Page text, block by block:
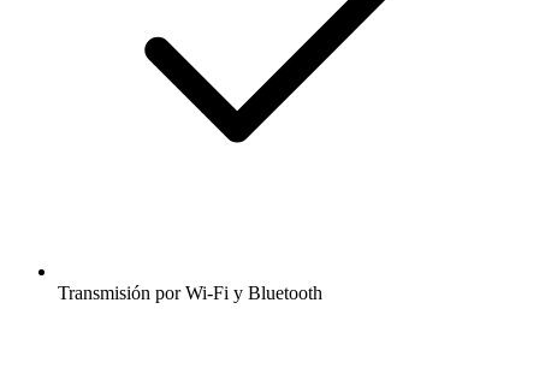
Transmisión por Wi-Fi y Bluetooth